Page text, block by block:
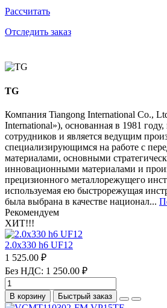
Рассчитать
Отследить заказ
TG
Компания Tiangong International Co.,
International»), основанная в 1981
сотрудников и является ведущим
специализирующимся на работе с
материалами, основными
инновационными материалами и
прецизионного металлорежущего
используемая ею быстрорежущая
была выбрана в качестве национал...
Рекомендуем
ХИТ!!!
2.0х330 h6 UF12
1 525.00 ₽
Без НДС: 1 250.00 ₽
В корзину Быстрый заказ